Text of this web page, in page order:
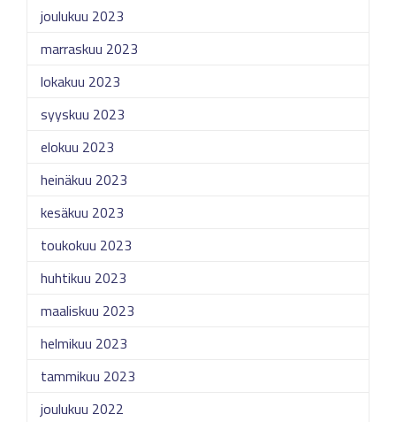
joulukuu 2023
marraskuu 2023
lokakuu 2023
syyskuu 2023
elokuu 2023
heinäkuu 2023
kesäkuu 2023
toukokuu 2023
huhtikuu 2023
maaliskuu 2023
helmikuu 2023
tammikuu 2023
joulukuu 2022